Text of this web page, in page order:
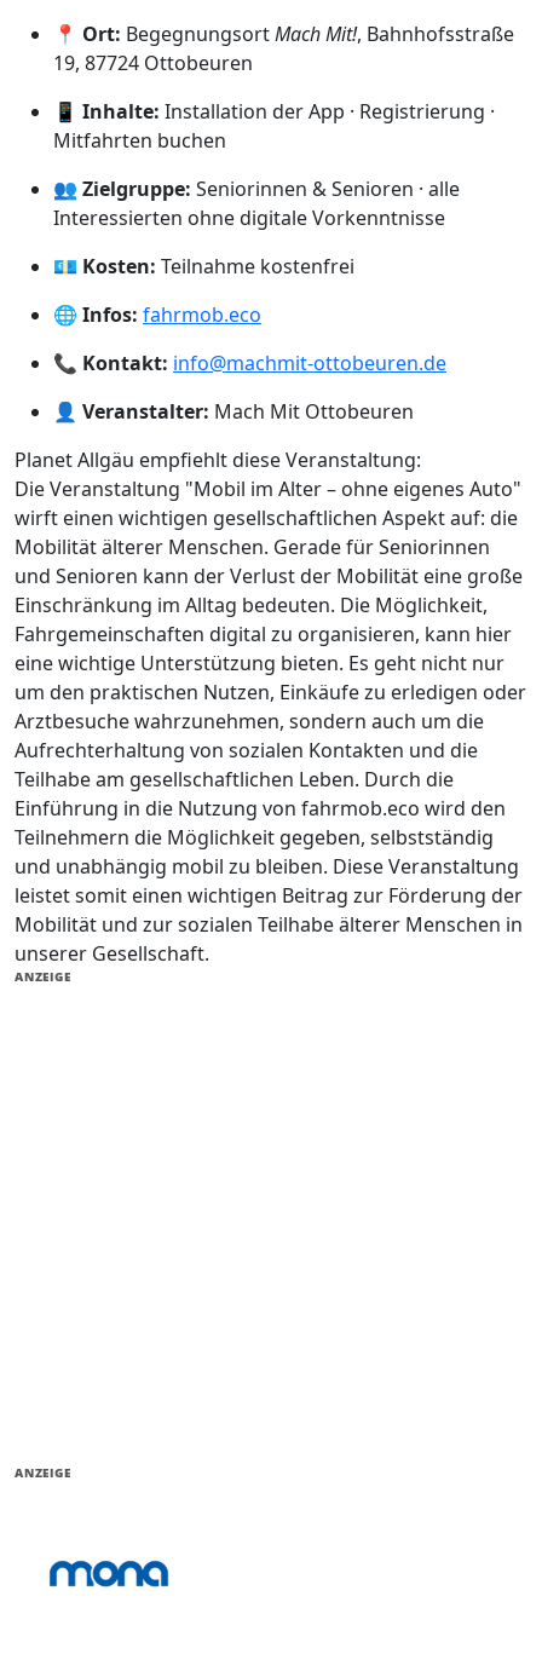
📍 Ort: BegegnungsortMach Mit!, Bahnhofsstraße
19, 87724 Ottobeuren
📱 Inhalte: Installation der App · Registrierung ·
Mitfahrten buchen
👥 Zielgruppe: Seniorinnen & Senioren · alle
Interessierten ohne digitale Vorkenntnisse
💶 Kosten: Teilnahme kostenfrei
🌐 Infos: fahrmob.eco
📞 Kontakt: info@machmit-ottobeuren.de
👤 Veranstalter: Mach Mit Ottobeuren
Planet Allgäu empfiehlt diese Veranstaltung:
Die Veranstaltung "Mobil im Alter – ohne eigenes Auto"
wirft einen wichtigen gesellschaftlichen Aspekt auf: die
Mobilität älterer Menschen. Gerade für Seniorinnen
und Senioren kann der Verlust der Mobilität eine große
Einschränkung im Alltag bedeuten. Die Möglichkeit,
Fahrgemeinschaften digital zu organisieren, kann hier
eine wichtige Unterstützung bieten. Es geht nicht nur
um den praktischen Nutzen, Einkäufe zu erledigen oder
Arztbesuche wahrzunehmen, sondern auch um die
Aufrechterhaltung von sozialen Kontakten und die
Teilhabe am gesellschaftlichen Leben. Durch die
Einführung in die Nutzung von fahrmob.eco wird den
Teilnehmern die Möglichkeit gegeben, selbstständig
und unabhängig mobil zu bleiben. Diese Veranstaltung
leistet somit einen wichtigen Beitrag zur Förderung der
Mobilität und zur sozialen Teilhabe älterer Menschen in
unserer Gesellschaft.
ANZEIGE
ANZEIGE